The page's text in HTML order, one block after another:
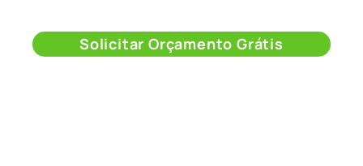
Solicitar Orçamento Grátis